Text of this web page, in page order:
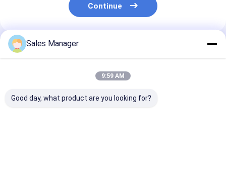
Continue
Produtos Recomendados
Sales Manager
9:59 AM
Good day, what product are you looking for?